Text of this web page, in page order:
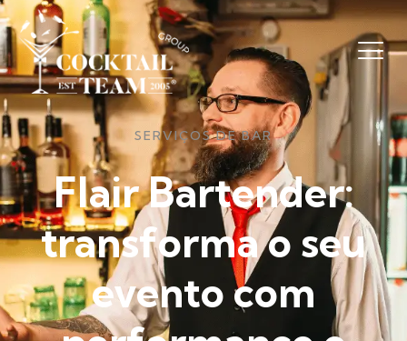
SERVIÇOS DE BAR
Flair Bartender:
transforma o seu
evento com